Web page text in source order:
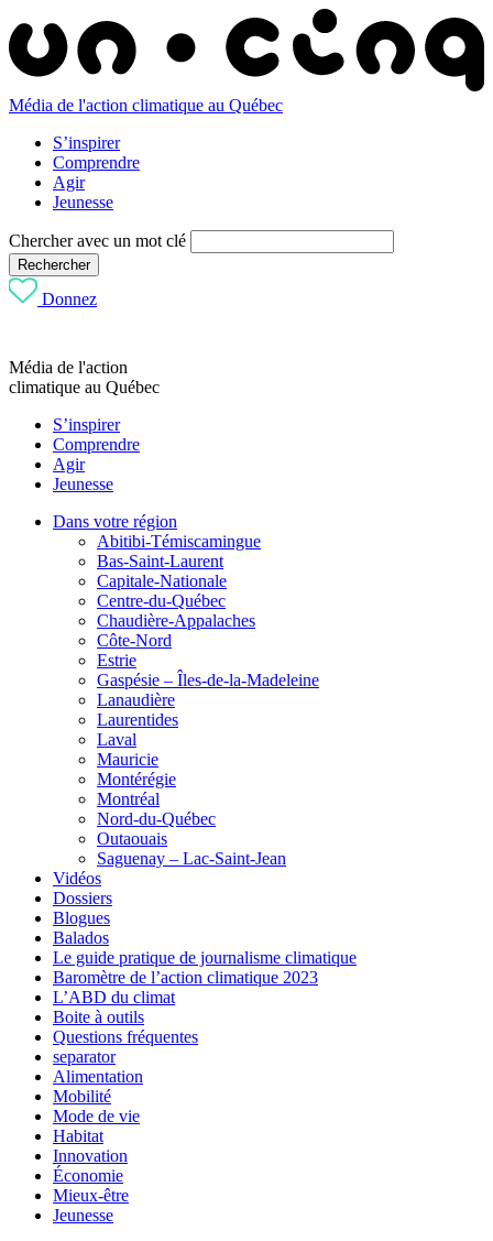
Média de l'action climatique au Québec
S’inspirer
Comprendre
Agir
Jeunesse
Chercher avec un mot clé
Rechercher
Donnez
Média de l'action
climatique au Québec
S’inspirer
Comprendre
Agir
Jeunesse
Dans votre région
Abitibi-Témiscamingue
Bas-Saint-Laurent
Capitale-Nationale
Centre-du-Québec
Chaudière-Appalaches
Côte-Nord
Estrie
Gaspésie – Îles-de-la-Madeleine
Lanaudière
Laurentides
Laval
Mauricie
Montérégie
Montréal
Nord-du-Québec
Outaouais
Saguenay – Lac-Saint-Jean
Vidéos
Dossiers
Blogues
Balados
Le guide pratique de journalisme climatique
Baromètre de l’action climatique 2023
L’ABD du climat
Boite à outils
Questions fréquentes
separator
Alimentation
Mobilité
Mode de vie
Habitat
Innovation
Économie
Mieux-être
Jeunesse